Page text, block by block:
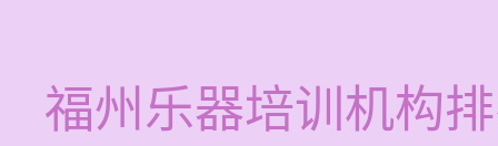
福州乐器培训机构